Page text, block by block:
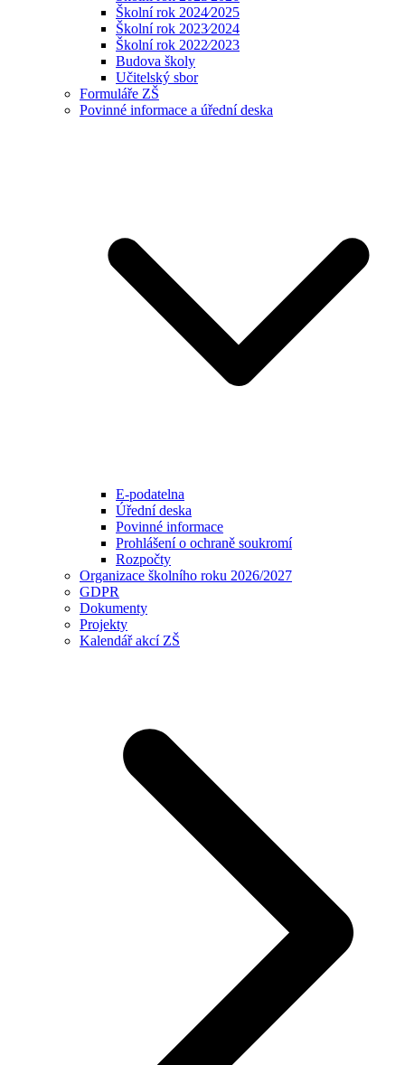
Školní rok 2024⁄2025
Školní rok 2023⁄2024
Školní rok 2022⁄2023
Budova školy
Učitelský sbor
Formuláře ZŠ
Povinné informace a úřední deska
E-podatelna
Úřední deska
Povinné informace
Prohlášení o ochraně soukromí
Rozpočty
Organizace školního roku 2026/2027
GDPR
Dokumenty
Projekty
Kalendář akcí ZŠ